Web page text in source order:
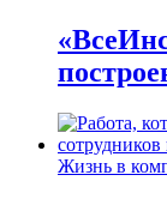
Жизнь в